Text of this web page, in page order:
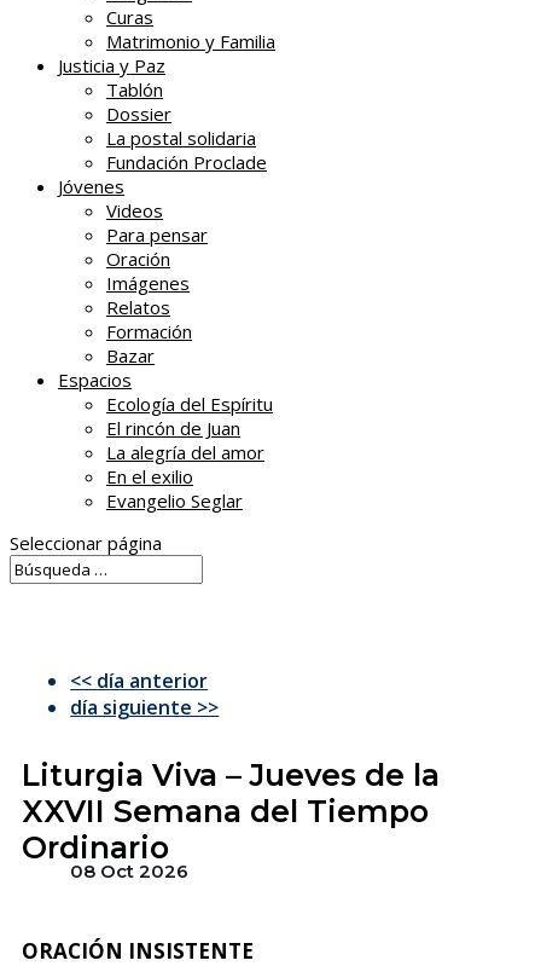
Curas
Matrimonio y Familia
Justicia y Paz
Tablón
Dossier
La postal solidaria
Fundación Proclade
Jóvenes
Videos
Para pensar
Oración
Imágenes
Relatos
Formación
Bazar
Espacios
Ecología del Espíritu
El rincón de Juan
La alegría del amor
En el exilio
Evangelio Seglar
Seleccionar página
<< día anterior
día siguiente >>
Liturgia Viva – Jueves de la
XXVII Semana del Tiempo
Ordinario
08 Oct 2026
ORACIÓN INSISTENTE